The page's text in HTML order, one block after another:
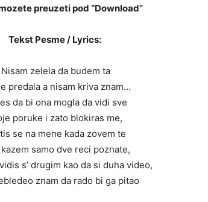
preuzeti pod “Download”
Tekst Pesme / Lyrics:
Nisam zelela da budem ta
predala a nisam kriva znam…
da bi ona mogla da vidi sve
poruke i zato blokiras me,
se na mene kada zovem te
samo dve reci poznate,
s’ drugim kao da si duha video,
znam da rado bi ga pitao